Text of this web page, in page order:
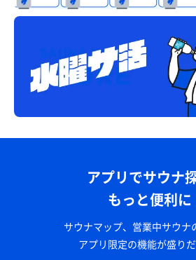
アプリでサウナ
もっと便利に
サウナマップ、営業中サウナ
アプリ限定の機能が盛り